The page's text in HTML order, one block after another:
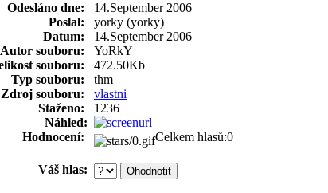
Odesláno dne:
14.September 2006
Poslal:
yorky (yorky)
Datum:
14.September 2006
Autor souboru:
YoRkY
souboru:
472.50Kb
Typ souboru:
thm
Zdroj souboru:
vlastni
Staženo:
1236
Náhled:
Hodnocení:
Celkem hlasů:0
Váš hlas: